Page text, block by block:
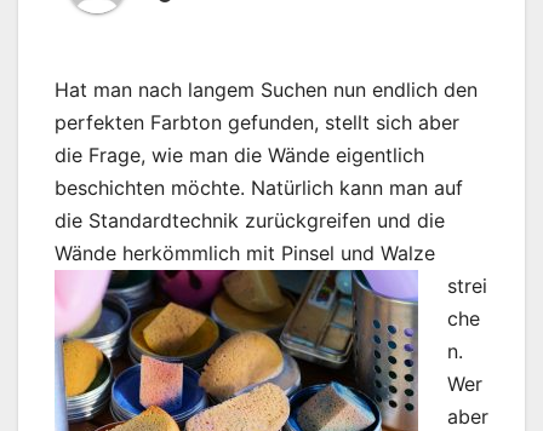
Hat man nach langem Suchen nun endlich den
perfekten Farbton gefunden, stellt sich aber
die Frage, wie man die Wände eigentlich
beschichten möchte. Natürlich kann man auf
die Standardtechnik zurückgreifen und die
Wände herkömmlich mit Pinsel und Walze
strei
che
n.
Wer
aber